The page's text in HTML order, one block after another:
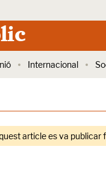
Internacional
article es va publicar